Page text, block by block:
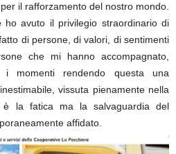
il rafforzamento del nostro mondo.
ho avuto il privilegio straordinario di
di persone, di valori, di sentimenti
che mi hanno accompagnato,
momenti rendendo questa una
vissuta pienamente nella
la fatica ma la salvaguardia del
affidato.